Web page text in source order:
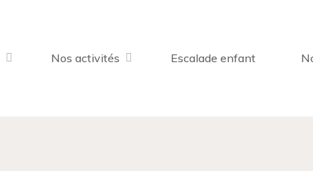
Nos activités Escalade enfant